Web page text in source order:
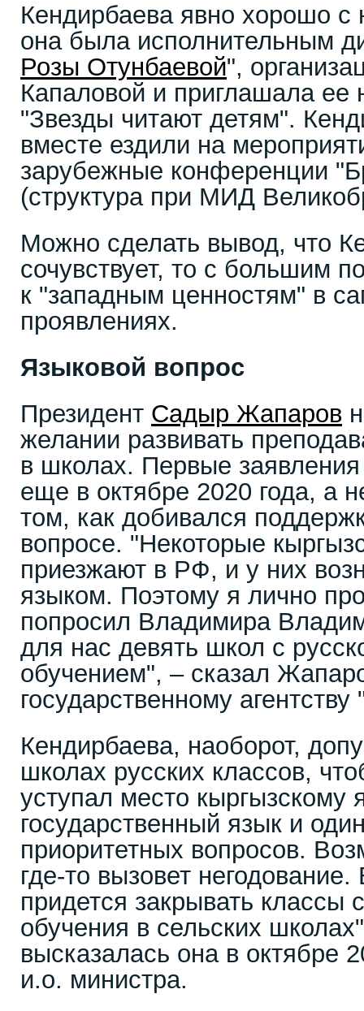
Кендирбаева явно хорошо с
она была исполнительным
Розы Отунбаевой",
Капаловой и приглашала ее
"Звезды читают детям".
вместе ездили на
зарубежные конференции
(структура при МИД
Можно сделать вывод, что
сочувствует, то с большим
к "западным ценностям" в
проявлениях.
Языковой вопрос
Президент Садыр Жапаров
желании развивать
в школах. Первые
еще в октябре 2020 года, а
том, как добивался
вопросе. "Некоторые
приезжают в РФ, и у них
языком. Поэтому я лично
попросил Владимира
для нас девять школ с
обучением", – сказал
государственному
Кендирбаева, наоборот,
школах русских классов,
уступал место кыргызскому
государственный язык и
приоритетных вопросов.
где-то вызовет
придется закрывать классы
обучения в сельских
высказалась она в октябре
и.о. министра.